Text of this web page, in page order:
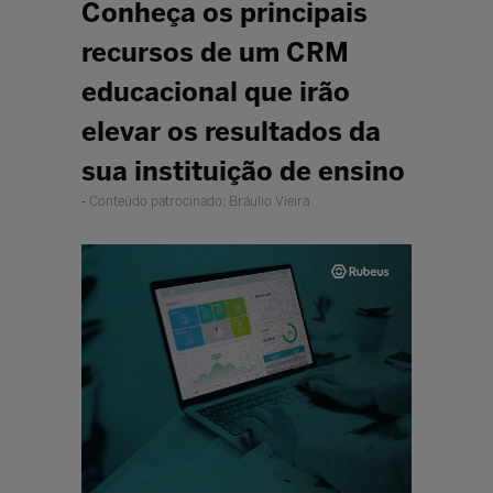
Conheça os principais
recursos de um CRM
educacional que irão
elevar os resultados da
sua instituição de ensino
Conteúdo patrocinado: Bráulio Vieira